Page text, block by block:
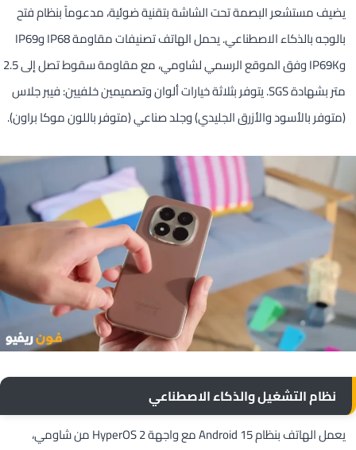
يضيف مستشعر البصمة تحت الشاشة بتقنية ضوئية، مدعوماً بنظام فتح
بالوجه بالذكاء الاصطناعي. يحمل الهاتف تصنيفات مقاومة IP68 وIP69
وIP69K وفق الموقع الرسمي لشاومي، مع مقاومة سقوط تصل إلى 2.5
متر بشهادة SGS. يتوفر بثلاثة خيارات ألوان وتصميمين خلفيين: فيبر جلاس
(متوفر بالأسود والأزرق الجليدي) وجلد صناعي (متوفر باللون موكا براون).
نظام التشغيل والذكاء الاصطناعي
يعمل الهاتف بنظام Android 15 مع واجهة HyperOS 2 من شاومي،